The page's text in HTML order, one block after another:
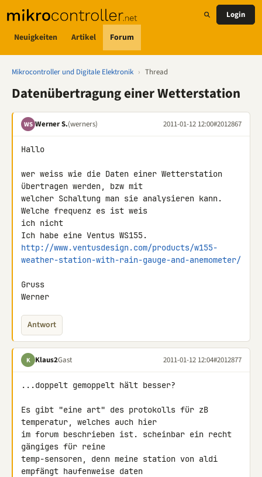
Neuigkeiten Artikel Forum
Login
Mikrocontroller und Digitale Elektronik › Thread
Datenübertragung einer Wetterstation
WS Werner S.(werners) 2011-01-12 12:00#2012867
Hallo
wer weiss wie die Daten einer Wetterstation
übertragen werden, bzw mit
welcher Schaltung man sie analysieren kann.
Welche frequenz es ist weis
ich nicht
http://www.ventusdesign.com/products/w155-
weather-station-with-rain-gauge-and-anemometer/
Gruss
Werner
Antwort
K Klaus2Gast 2011-01-12 12:04#2012877
...doppelt gemoppelt hält besser?
Es gibt "eine art" des protokolls für zB
temperatur, welches auch hier
im forum beschrieben ist. scheinbar ein recht
gängiges für reine
temp-sensoren, denn meine station von aldi
empfängt haufenweise daten